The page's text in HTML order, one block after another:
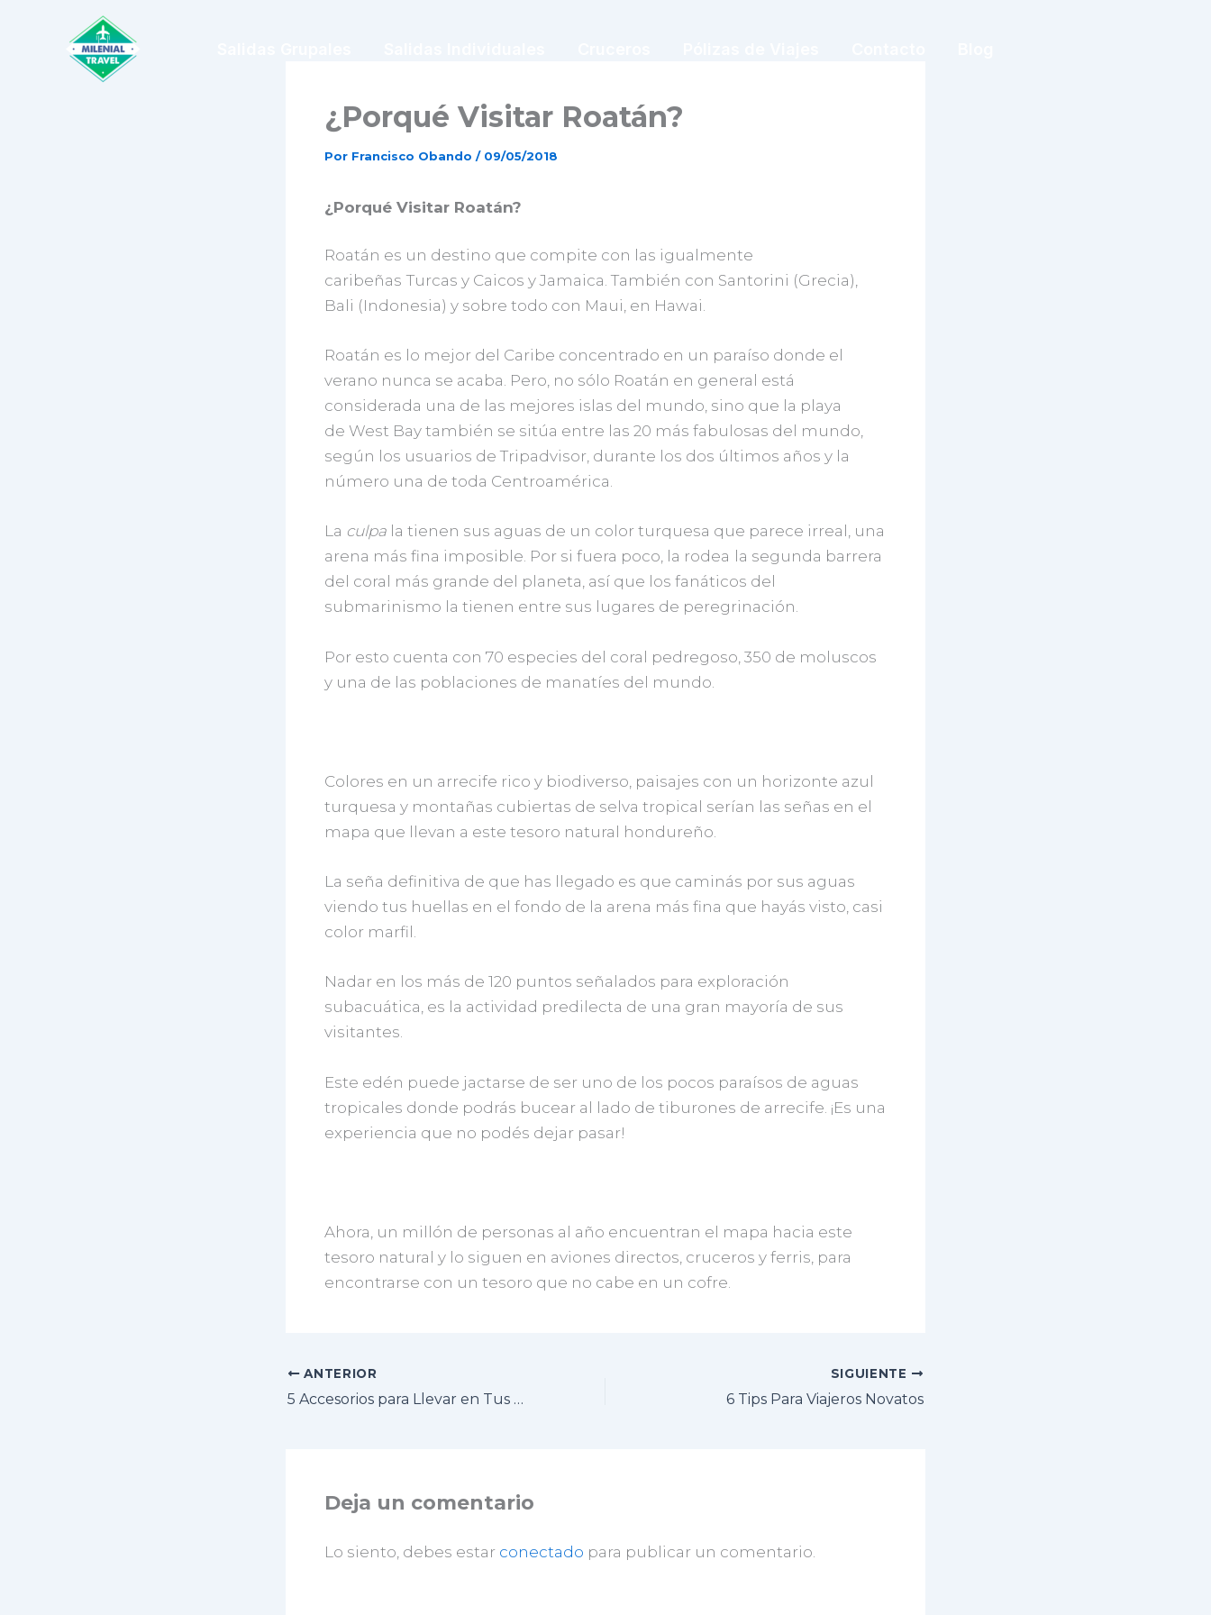
contenido
¿Porqué Visitar Roatán?
Por Francisco Obando / 09/05/2018
¿Porqué Visitar Roatán?
Roatán es un destino que compite con las igualmente
caribeñas Turcas y Caicos y Jamaica. También con Santorini (Grecia),
Bali (Indonesia) y sobre todo con Maui, en Hawai.
Roatán es lo mejor del Caribe concentrado en un paraíso donde el
verano nunca se acaba. Pero, no sólo Roatán en general está
considerada una de las mejores islas del mundo, sino que la playa
de West Bay también se sitúa entre las 20 más fabulosas del mundo,
según los usuarios de Tripadvisor, durante los dos últimos años y la
número una de toda Centroamérica.
La culpa la tienen sus aguas de un color turquesa que parece irreal, una
arena más fina imposible. Por si fuera poco, la rodea
la segunda barrera
del coral más grande del planeta, así que los fanáticos del
submarinismo la tienen entre sus lugares de peregrinación.
Por esto cuenta con 70 especies del coral pedregoso, 350 de moluscos
y una de las poblaciones de manatíes del mundo.
Colores en un arrecife rico y biodiverso, paisajes con un horizonte azul
turquesa y montañas cubiertas de selva tropical serían las señas en el
mapa que llevan a este tesoro natural hondureño.
La seña definitiva de que has llegado es que caminás por sus aguas
viendo tus huellas en el fondo de la arena más fina que hayás visto, casi
color marfil.
Nadar en los más de 120 puntos señalados para exploración
subacuática, es la actividad predilecta de una gran mayoría de sus
visitantes.
Este edén puede jactarse de ser uno de los pocos paraísos de aguas
tropicales donde podrás bucear al lado de tiburones de arrecife. ¡Es una
experiencia que no podés dejar pasar!
Ahora, un millón de personas al año encuentran el mapa hacia este
tesoro natural y lo siguen en aviones directos, cruceros y ferris, para
encontrarse con un tesoro que no cabe en un cofre.
ANTERIOR
5 Accesorios para Llevar en Tus Viajes
SIGUIENTE
6 Tips Para Viajeros Novatos
Deja un comentario
Lo siento, debes estar conectado para publicar un comentario.